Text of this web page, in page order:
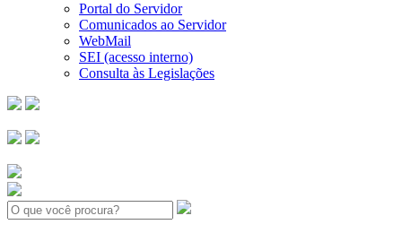
Portal do Servidor
Comunicados ao Servidor
WebMail
SEI (acesso interno)
Consulta às Legislações
Search: